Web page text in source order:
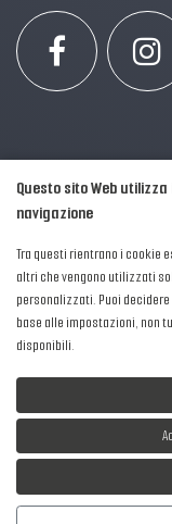
2016-2026 © AIPFM
Questo sito Web
navigazione
Tra questi rientrano i cookie
altri che vengono utilizzati
personalizzati. Puoi
base alle impostazioni, non
disponibili.